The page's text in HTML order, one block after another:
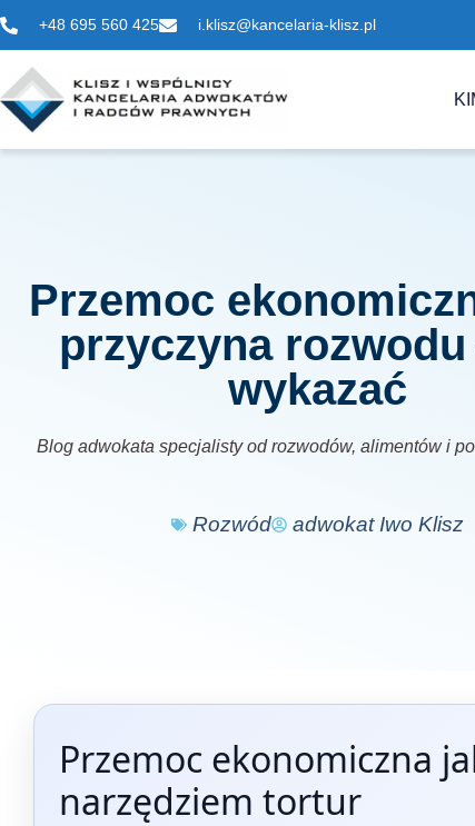
+48 695 560 425 i.klisz@kancelaria-klisz.pl
Przemoc
przyczyna rozwodu
wykazać
Blog adwokata specjalisty od rozwodów, alimentów i
Rozwód adwokat Iwo Klisz
Przemoc ekonomiczna
narzędziem tortur